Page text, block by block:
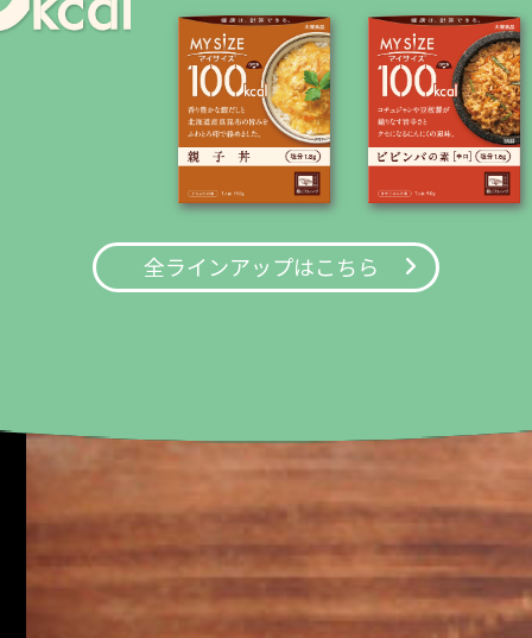
全ラインアップはこちら